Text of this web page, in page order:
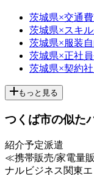
茨城県×交通
茨城県×スキル
茨城県×服装
茨城県×正社
茨城県×契約
もっと見る
つくば市の似た
紹介予定派遣
≪携帯販売/家電量
ナルビジネス関東